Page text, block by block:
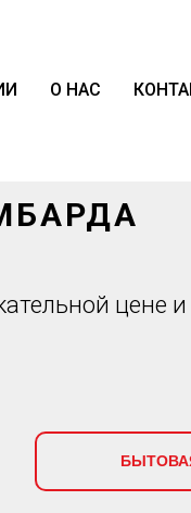
О НАС
цене